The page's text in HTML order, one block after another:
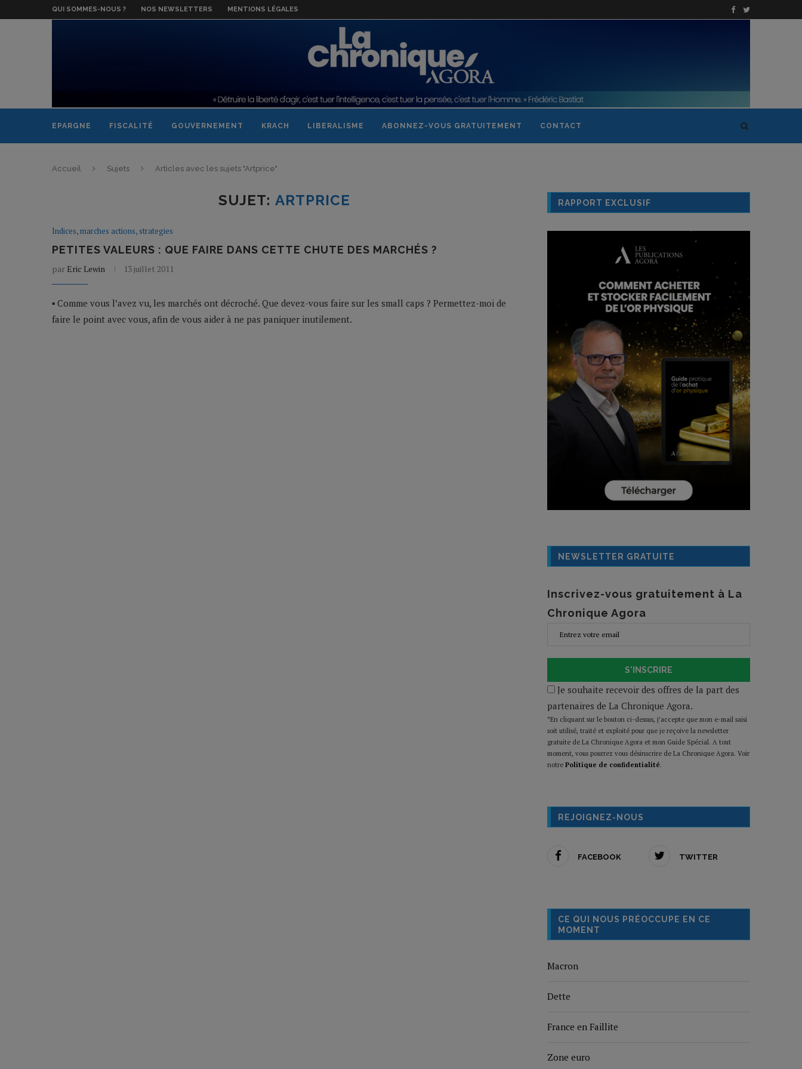
QUI SOMMES-NOUS ? NOS NEWSLETTERS MENTIONS LÉGALES
EPARGNE FISCALITÉ GOUVERNEMENT KRACH LIBERALISME ABONNEZ-VOUS GRATUITEMENT CONTACT
Accueil Sujets Articles avec les sujets "Artprice"
SUJET:ARTPRICE
Indices, marches actions, strategies
PETITES VALEURS : QUE FAIRE DANS CETTE CHUTE DES MARCHÉS ?
par Eric Lewin 13 juillet 2011
▪ Comme vous l’avez vu, les marchés ont décroché. Que devez-vous faire sur les small caps ? Permettez-moi de
faire le point avec vous, afin de vous aider à ne pas paniquer inutilement.
RAPPORT EXCLUSIF
NEWSLETTER GRATUITE
Inscrivez-vous gratuitement à La
Chronique Agora
S'INSCRIRE
Je souhaite recevoir des offres de la part des
partenaires de La Chronique Agora.
*En cliquant sur le bouton ci-dessus, j’accepte que mon e-mail saisi
soit utilisé, traité et exploité pour que je reçoive la newsletter
gratuite de La Chronique Agora et mon Guide Spécial. A tout
moment, vous pourrez vous désinscrire de La Chronique Agora. Voir
notre Politique de confidentialité.
REJOIGNEZ-NOUS
FACEBOOK TWITTER
CE QUI NOUS PRÉOCCUPE EN CE
MOMENT
Macron
Dette
France en Faillite
Zone euro